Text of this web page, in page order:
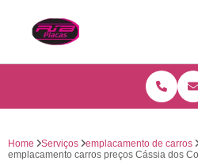
Home Serviços emplacamento de carros
emplacamento carros preços Cássia dos